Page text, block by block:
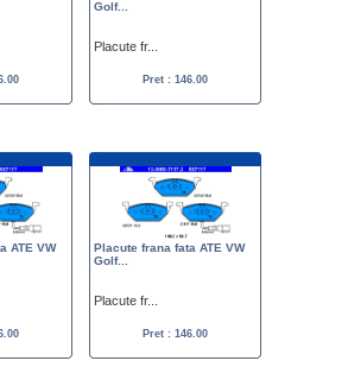
Golf...
Placute fr...
Pret : 146.00
ATE VW
Placute frana fata ATE VW
Golf...
Placute fr...
Pret : 146.00